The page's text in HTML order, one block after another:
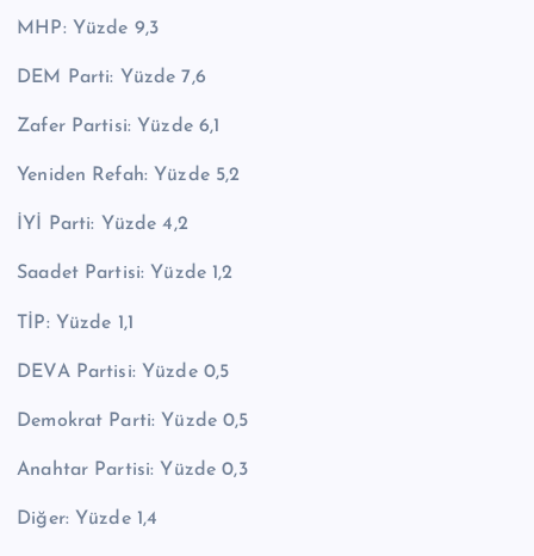
MHP: Yüzde 9,3
DEM Parti: Yüzde 7,6
Zafer Partisi: Yüzde 6,1
Yeniden Refah: Yüzde 5,2
İYİ Parti: Yüzde 4,2
Saadet Partisi: Yüzde 1,2
TİP: Yüzde 1,1
DEVA Partisi: Yüzde 0,5
Demokrat Parti: Yüzde 0,5
Anahtar Partisi: Yüzde 0,3
Diğer: Yüzde 1,4